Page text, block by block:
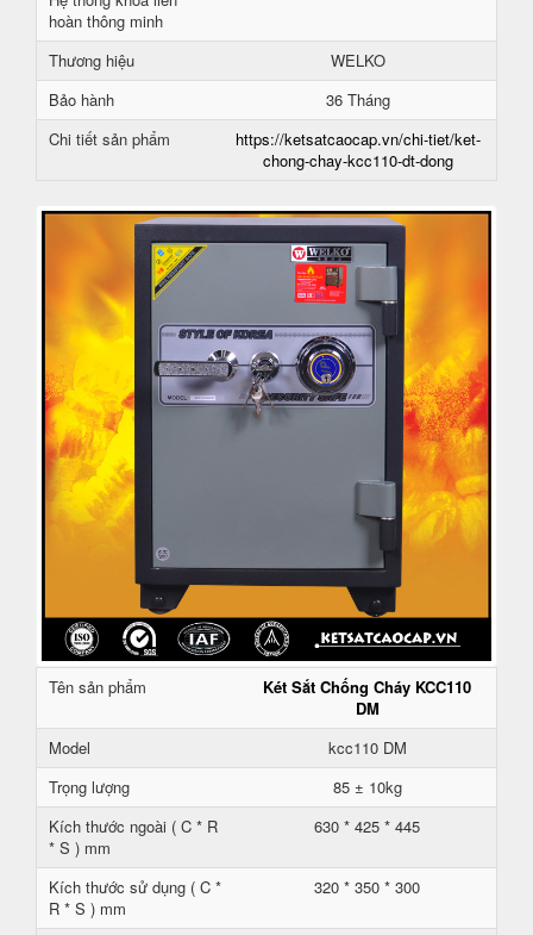
hoàn thông minh
Thương hiệu
WELKO
Bảo hành
36 Tháng
Chi tiết sản phẩm
https://ketsatcaocap.vn/chi-tiet/ket-
chong-chay-kcc110-dt-dong
Tên sản phẩm
Két Sắt Chống Cháy KCC110
DM
Model
kcc110 DM
Trọng lượng
85 ± 10kg
Kích thước ngoài ( C * R
* S ) mm
630 * 425 * 445
Kích thước sử dụng ( C *
R * S ) mm
320 * 350 * 300